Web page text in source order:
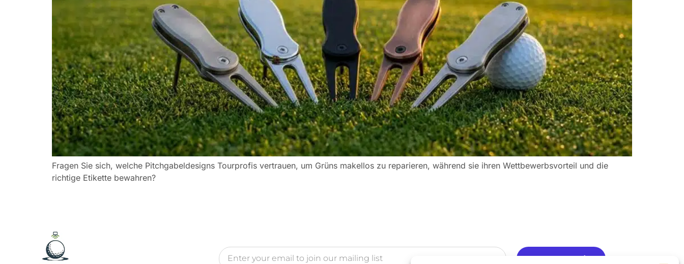
Fragen Sie sich, welche Pitchgabeldesigns Tourprofis vertrauen, um Grüns makellos zu reparieren, während sie ihren Wettbewerbsvorteil und die
richtige Etikette bewahren?
Ja, Gerne ..